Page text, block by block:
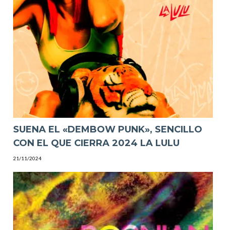
SUENA EL «DEMBOW PUNK», SENCILLO
CON EL QUE CIERRA 2024 LA LULU
21/11/2024